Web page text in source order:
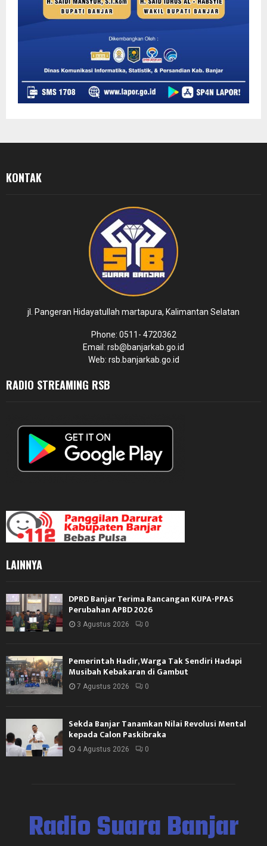
KONTAK
jl. Pangeran Hidayatullah martapura, Kalimantan Selatan
Phone: 0511- 4720362
Email: rsb@banjarkab.go.id
Web: rsb.banjarkab.go.id
RADIO STREAMING RSB
LAINNYA
DPRD Banjar Terima Rancangan KUPA-PPAS
Perubahan APBD 2026
3 Agustus 2026 0
Pemerintah Hadir, Warga Tak Sendiri Hadapi
Musibah Kebakaran di Gambut
7 Agustus 2026 0
Sekda Banjar Tanamkan Nilai Revolusi Mental
kepada Calon Paskibraka
4 Agustus 2026 0
Radio Suara Banjar